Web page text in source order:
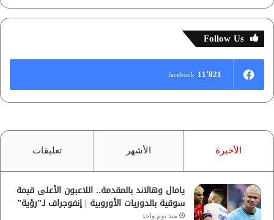
Follow Us
11٬821 facebook
الأخيرة الأشهر تعليقات
يامال وهالاند بالمقدمة.. اللاعبون الأعلى قيمة
سوقية بالدوريات الأوروبية | إنفوجراف لـ”رؤية”
منذ يوم واحد